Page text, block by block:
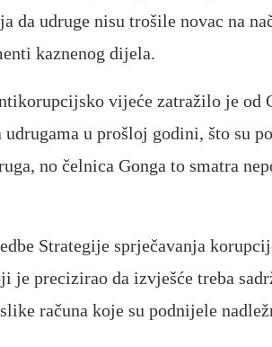
da udruge nisu trošile novac na
kaznenog dijela.
vijeće zatražilo je od
u prošloj godini, što su
no čelnica Gonga to smatra
Strategije sprječavanja
precizirao da izvješće treba
računa koje su podnijele